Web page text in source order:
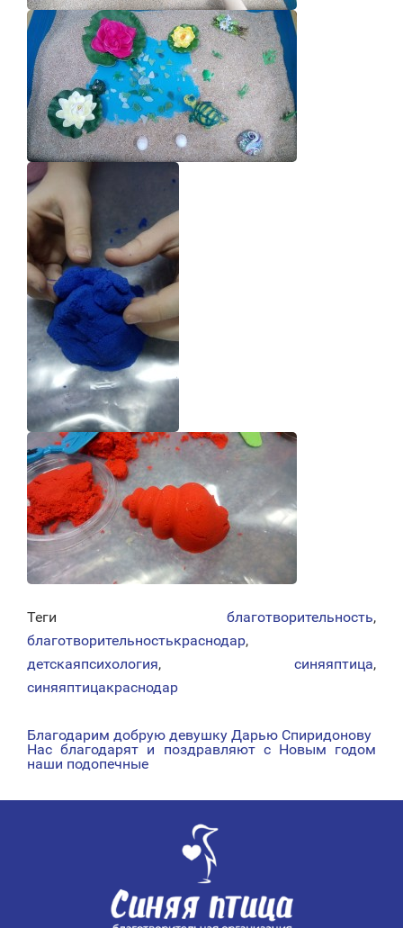
Теги благотворительность,
благотворительностькраснодар,
детскаяпсихология, синяяптица,
синяяптицакраснодар
НАВИГАЦИЯ
ПО
Благодарим добрую девушку Дарью Спиридонову
Нас благодарят и поздравляют с Новым годом
наши подопечные